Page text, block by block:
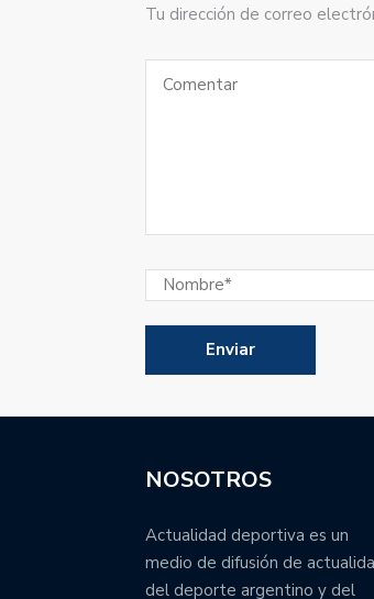
Tu dirección de correo
NOSOTROS
Actualidad deportiva es un
medio de difusión de
del deporte argentino y del